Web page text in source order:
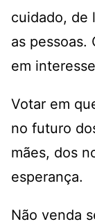
cuidado, de
as pessoas.
em
Votar em
no futuro
mães, dos
esperança.
Não venda